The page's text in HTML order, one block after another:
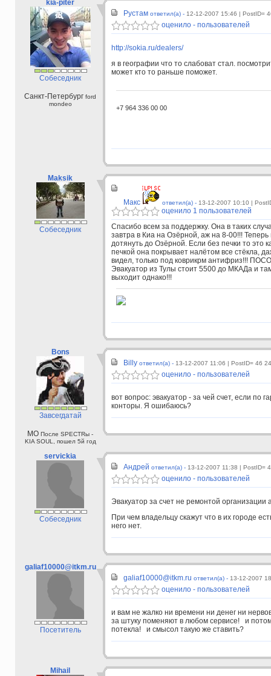
kia-piter
Собеседник
Санкт-Петербург ford
mondeo
Рустам ответил(а) - 12-12-2007 15:46 | PostID=
оценило - пользователей
http://sokia.ru/dealers/
я в географии что то слабоват стал.
может кто то раньше поможет.
+7 964 336 00 00
Maksik
Собеседник
Макс ответил(а) - 13-12-2007 10:10 |
оценило 1 пользователей
Спасибо всем за поддержку. Она в таких
завтра в Киа на Озёрной, аж на 8-00!!!
дотянуть до Озёрной. Если без печки то это
печкой она покрывает налётом все стёкла,
видел, только под коврикрм антифриз!!!
Эвакуатор из Тулы стоит 5500 до МКАДа и
выходит однако!!!
Bons
Завсегдатай
МО После SPECTRы -
KIA SOUL, пошел 5й год
Billy ответил(а) - 13-12-2007 11:06 | PostID= 46
оценило - пользователей
вот вопрос: эвакуатор - за чей счет, если по
конторы. Я ошибаюсь?
servickia
Собеседник
Андрей ответил(а) - 13-12-2007 11:38 | PostID=
оценило - пользователей
Эвакуатор за счет не ремонтой организации
При чем владельцу скажут что в их городе
него нет.
galiaf10000@itkm.ru
Посетитель
galiaf10000@itkm.ru ответил(а) - 13-12-2007
оценило - пользователей
и вам не жалко ни времени ни денег ни
за штуку поменяют в любом сервисе! и
потекла! и смысол такую же ставить?
Mihail